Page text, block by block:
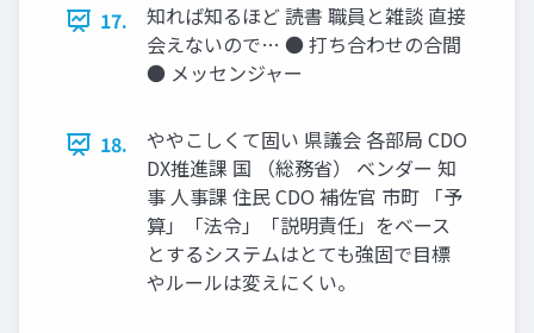
17.
知れば知るほど 読書 職員と雑談 直接
会えないので… ● 打ち合わせの合間
● メッセンジャー
18.
ややこしくて固い 県議会 各部局 CDO
DX推進課 国 （総務省） ベンダー 知
事 人事課 住民 CDO 補佐官 市町 「予
算」「法令」「説明責任」をベース
とするシステムはとても強固で目標
やルールは変えにくい。